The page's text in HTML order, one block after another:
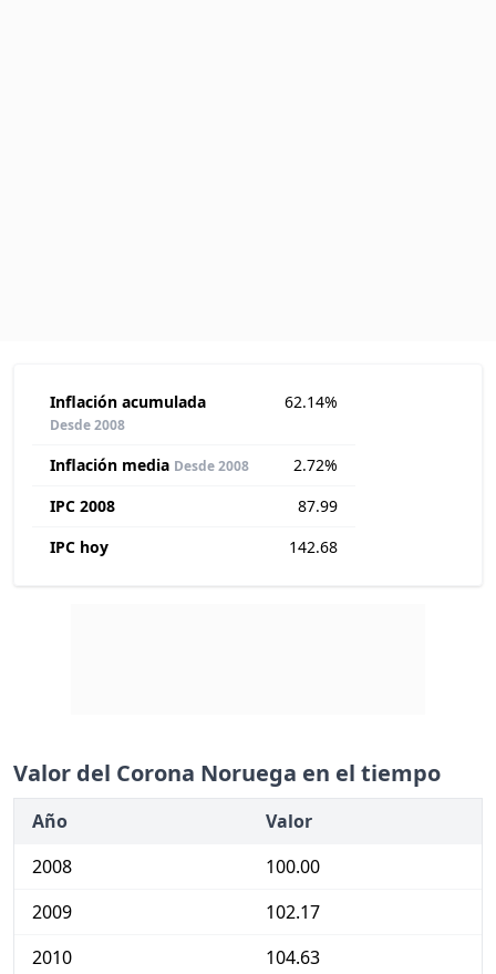
Inflación acumulada
Desde 2008
62.14%
Inflación media Desde 2008
2.72%
IPC 2008
87.99
IPC hoy
142.68
Valor del Corona Noruega en el tiempo
Año
Valor
2008
100.00
2009
102.17
2010
104.63